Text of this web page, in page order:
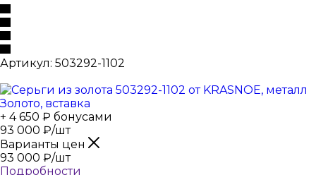
Артикул: 503292-1102
+ 4 650 ₽ бонусами
93 000 ₽/шт
Варианты цен
93 000 ₽/шт
Подробности